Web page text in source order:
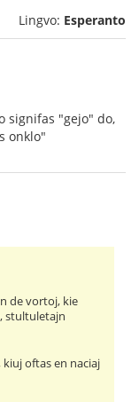
Lingvo: Esperanto
signifas "gejo" do,
onklo"
de vortoj, kie
stultuletajn
oftas en naciaj